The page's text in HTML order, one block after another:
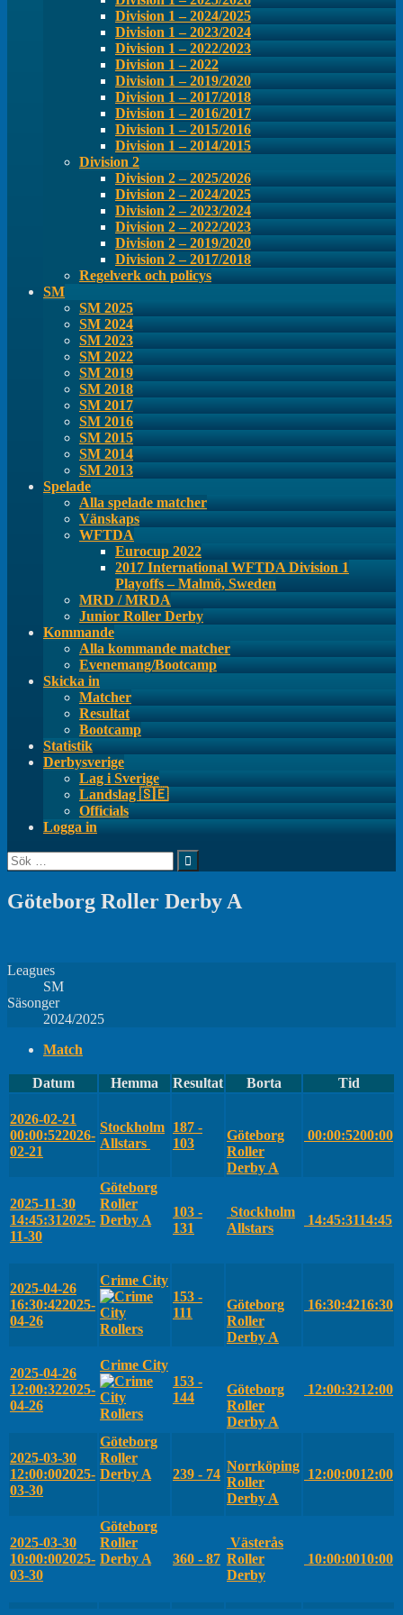
Division 1 – 2024/2025
Division 1 – 2023/2024
Division 1 – 2022/2023
Division 1 – 2022
Division 1 – 2019/2020
Division 1 – 2017/2018
Division 1 – 2016/2017
Division 1 – 2015/2016
Division 1 – 2014/2015
Division 2
Division 2 – 2025/2026
Division 2 – 2024/2025
Division 2 – 2023/2024
Division 2 – 2022/2023
Division 2 – 2019/2020
Division 2 – 2017/2018
Regelverk och policys
SM
SM 2025
SM 2024
SM 2023
SM 2022
SM 2019
SM 2018
SM 2017
SM 2016
SM 2015
SM 2014
SM 2013
Spelade
Alla spelade matcher
Vänskaps
WFTDA
Eurocup 2022
2017 International WFTDA Division 1
Playoffs – Malmö, Sweden
MRD / MRDA
Junior Roller Derby
Kommande
Alla kommande matcher
Evenemang/Bootcamp
Skicka in
Matcher
Resultat
Bootcamp
Statistik
Derbysverige
Lag i Sverige
Landslag 🇸🇪
Officials
Logga in
Sök
efter:
Göteborg Roller Derby A
Leagues
SM
Säsonger
2024/2025
Match
Datum Hemma Resultat Borta Tid
2026-02-21
00:00:522026-
02-21
Stockholm
Allstars
187 -
103
Göteborg
Roller
Derby A
00:00:5200:00
2025-11-30
14:45:312025-
11-30
Göteborg
Roller
Derby A
103 -
131
Stockholm
Allstars
14:45:3114:45
2025-04-26
16:30:422025-
04-26
Crime City
153 -
111
Göteborg
Roller
Derby A
16:30:4216:30
2025-04-26
12:00:322025-
04-26
Crime City
153 -
144
Göteborg
Roller
Derby A
12:00:3212:00
2025-03-30
12:00:002025-
03-30
Göteborg
Roller
Derby A
239 - 74
Norrköping
Roller
Derby A
12:00:0012:00
2025-03-30
10:00:002025-
03-30
Göteborg
Roller
Derby A
360 - 87
Västerås
Roller
Derby
10:00:0010:00